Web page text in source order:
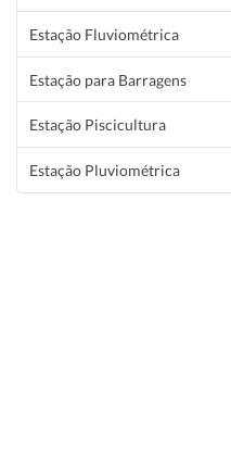
Estação Fluviométrica
Estação para Barragens
Estação Piscicultura
Estação Pluviométrica